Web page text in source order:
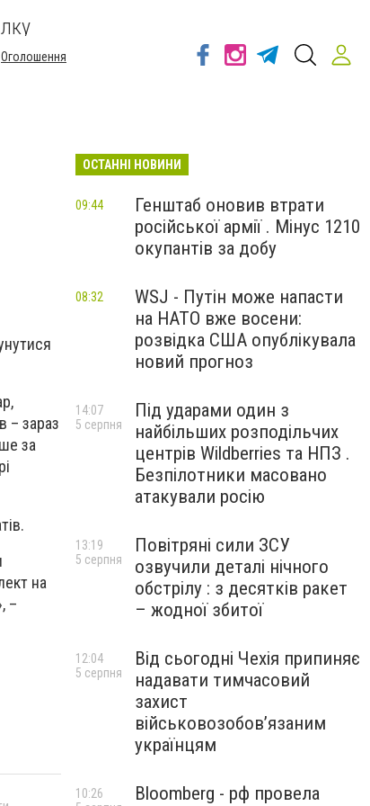
Оголошення
– зараз
за
на
–
ОСТАННІ НОВИНИ
Генштаб оновив втрати
російської армії . Мінус 1210
окупантів за добу
09:44
WSJ - Путін може напасти
на НАТО вже восени:
розвідка США опублікувала
новий прогноз
08:32
Під ударами один з
найбільших розподільчих
центрів Wildberries та НПЗ .
Безпілотники масовано
атакували росію
14:07
5 серпня
Повітряні сили ЗСУ
озвучили деталі нічного
обстрілу : з десятків ракет
– жодної збитої
13:19
5 серпня
Від сьогодні Чехія припиняє
надавати тимчасовий
захист
військовозобов’язаним
українцям
12:04
5 серпня
Bloomberg - рф провела
10:26